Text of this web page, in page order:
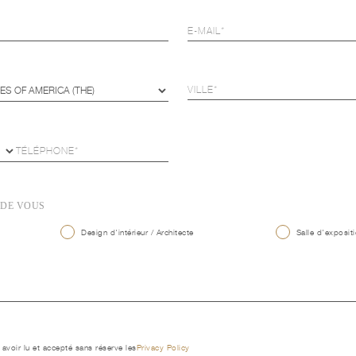
VOUS
Design d'intérieur / Architecte Salle
lu et accepté sans réserve lesPrivacy Policy